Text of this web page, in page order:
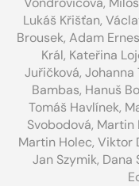
Lukáš Křišťan,
Brousek, Adam
Král, Kateřina
Juřičková, Johanna
Bambas, Hanuš
Tomáš Havlínek,
Svobodová, Martin
Martin Holec, Viktor
Jan Szymik, Dana